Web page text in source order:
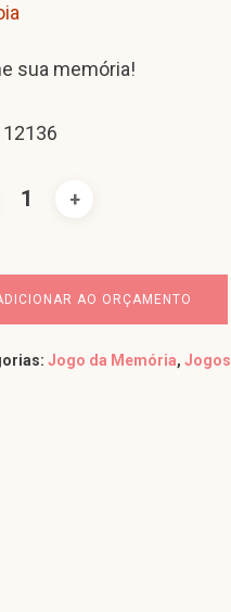
sua memória!
12136
AO ORÇAMENTO
Jogo da Memória,Jogos